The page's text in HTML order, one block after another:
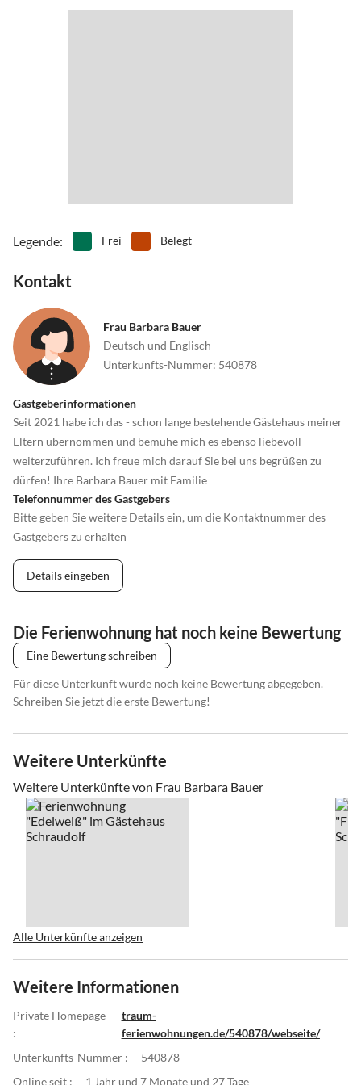
Legende: Frei Belegt
Kontakt
Frau Barbara Bauer
Deutsch und Englisch
Unterkunfts-Nummer: 540878
Gastgeberinformationen
Seit 2021 habe ich das - schon lange bestehende Gästehaus meiner
Eltern übernommen und bemühe mich es ebenso liebevoll
weiterzuführen. Ich freue mich darauf Sie bei uns begrüßen zu
dürfen! Ihre Barbara Bauer mit Familie
Telefonnummer des Gastgebers
Bitte geben Sie weitere Details ein, um die Kontaktnummer des
Gastgebers zu erhalten
Details eingeben
Die Ferienwohnung hat noch keine Bewertung
Eine Bewertung schreiben
Für diese Unterkunft wurde noch keine Bewertung abgegeben.
Schreiben Sie jetzt die erste Bewertung!
Weitere Unterkünfte
Weitere Unterkünfte von Frau Barbara Bauer
Alle Unterkünfte anzeigen
Weitere Informationen
Private Homepage
:
traum-
ferienwohnungen.de/540878/webseite/
Unterkunfts-Nummer :
540878
Online seit :
1 Jahr und 7 Monate und 27 Tage